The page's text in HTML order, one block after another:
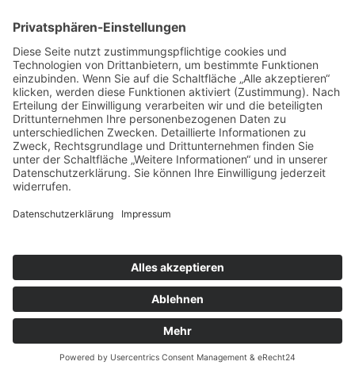
MITMACHEN UND HELFEN
© 2026 ASB-Kreisverband Lüneburg
Impressum